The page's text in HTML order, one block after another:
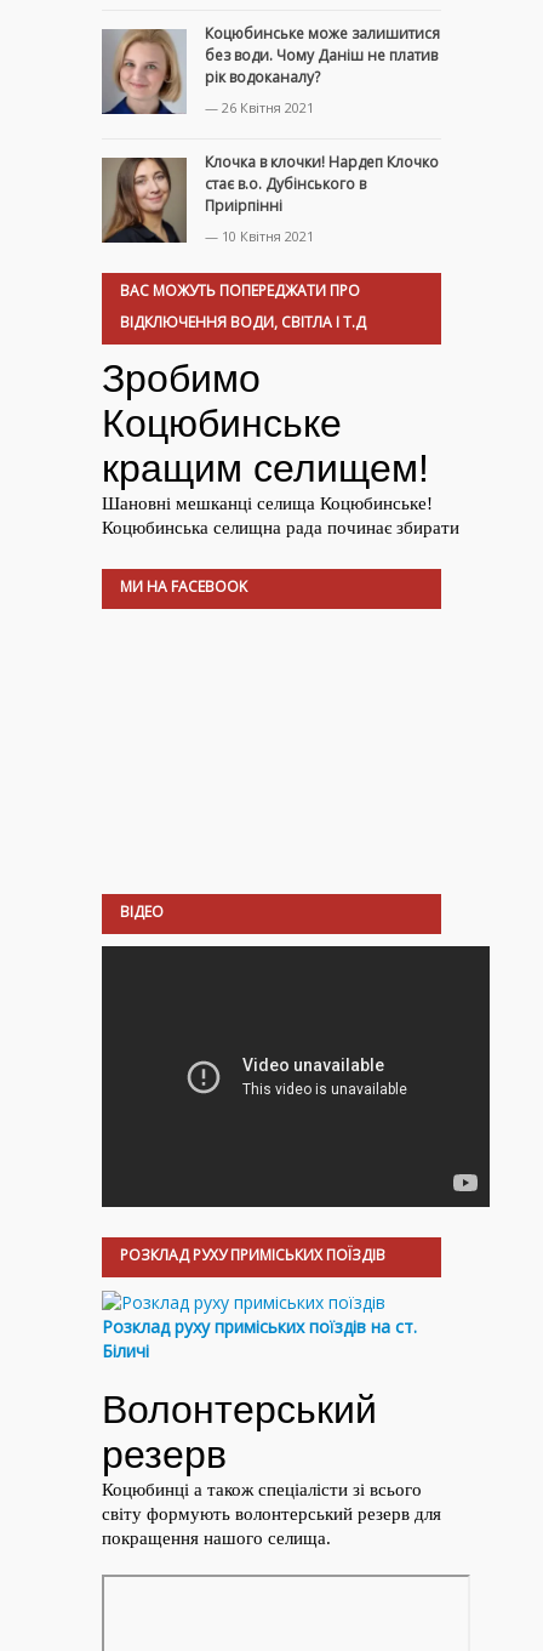
Коцюбинське може залишитися
без води. Чому Даніш не платив
рік водоканалу?
— 26 Квітня 2021
Клочка в клочки! Нардеп Клочко
стає в.о. Дубінського в
Приірпінні
— 10 Квітня 2021
ВАС МОЖУТЬ ПОПЕРЕДЖАТИ ПРО
ВІДКЛЮЧЕННЯ ВОДИ, СВІТЛА І Т.Д
МИ НА FACEBOOK
ВІДЕО
РОЗКЛАД РУХУ ПРИМІСЬКИХ ПОЇЗДІВ
Розклад руху приміських поїздів на ст.
Біличі